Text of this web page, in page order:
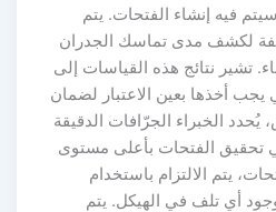
إنشاء الفتحات. يتم
مدى تماسك الجدران
نتائج هذه القياسات إلى
بعين الاعتبار لضمان
الجرّافات الدقيقة
الفتحات بأعلى مستوى
الالتزام باستخدام
تلف في الهيكل. يتم